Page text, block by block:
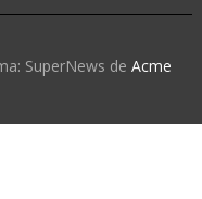
SuperNews de Acme